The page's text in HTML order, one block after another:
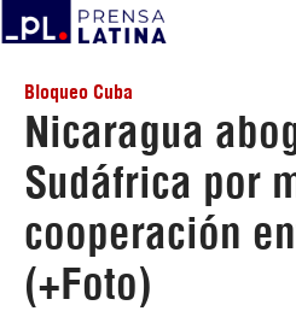
Bloqueo Cuba
Nicaragua
Sudáfrica por
cooperación
(+Foto)